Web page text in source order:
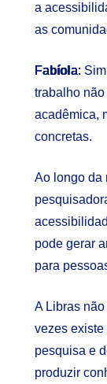
a
as
Fabíola:
trabalho
acadêmica,
concretas.
Ao longo da
pode gerar
para
A Libras
vezes existe
pesquisa e
produzir